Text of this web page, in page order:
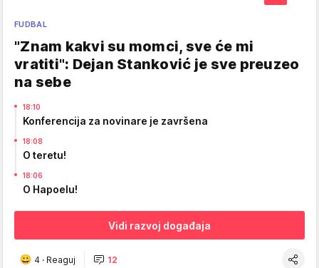
FUDBAL
"Znam kakvi su momci, sve će mi
vratiti": Dejan Stanković je sve preuzeo
na sebe
18:10
Konferencija za novinare je završena
18:08
O teretu!
18:06
O Hapoelu!
Vidi razvoj događaja
4 · Reaguj 12